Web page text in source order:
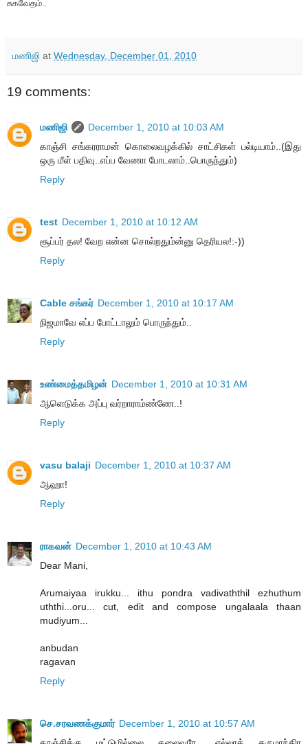
சுகவேதம்..
மணிஜி at Wednesday, December 01, 2010
19 comments:
மணிஜி
December 1, 2010 at 10:03 AM
காஞ்சி சங்கரராமன் கொலைவழக்கில் சாட்சிகள் பல்டியாம்..(இது
ஒரு மீள் பதிவு..எப்ப வேணா போடலாம்..பொருந்தும்)
Reply
test December 1, 2010 at 10:12 AM
சூப்பர் தல! வேற என்ன சொல்றதும்ன்னு தெரியல!:-))
Reply
Cable சங்கர் December 1, 2010 at 10:17 AM
நிஜமாவே எப்ப போட்டாலும் பொருந்தும்..
Reply
உண்மைத்தமிழன் December 1, 2010 at 10:31 AM
ஆளெடுக்க அப்பு வர்றாராம்ண்ணே..!
Reply
vasu balaji December 1, 2010 at 10:37 AM
ஆஹா!
Reply
ராகவன் December 1, 2010 at 10:43 AM
Dear Mani,
Arumaiyaa irukku... ithu pondra vadivaththil ezhuthum
uththi...oru... cut, edit and compose ungalaala thaan
mudiyum...
anbudan
ragavan
Reply
செ.சரவணக்குமார் December 1, 2010 at 10:57 AM